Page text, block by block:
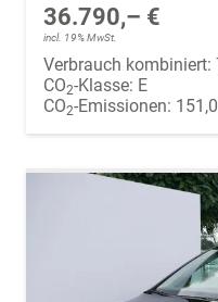
36.790,– €
incl. 19% MwSt.
Verbrauch kombiniert:
CO2-Klasse: E
CO2-Emissionen: